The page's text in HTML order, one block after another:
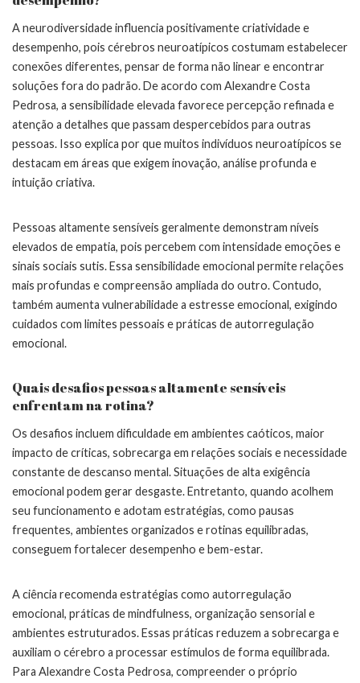
A neurodiversidade influencia positivamente criatividade e
desempenho, pois cérebros neuroatípicos costumam estabelecer
conexões diferentes, pensar de forma não linear e encontrar
soluções fora do padrão. De acordo com Alexandre Costa
Pedrosa, a sensibilidade elevada favorece percepção refinada e
atenção a detalhes que passam despercebidos para outras
pessoas. Isso explica por que muitos indivíduos neuroatípicos se
destacam em áreas que exigem inovação, análise profunda e
intuição criativa.
Pessoas altamente sensíveis geralmente demonstram níveis
elevados de empatia, pois percebem com intensidade emoções e
sinais sociais sutis. Essa sensibilidade emocional permite relações
mais profundas e compreensão ampliada do outro. Contudo,
também aumenta vulnerabilidade a estresse emocional, exigindo
cuidados com limites pessoais e práticas de autorregulação
emocional.
Quais desafios pessoas altamente sensíveis
enfrentam na rotina?
Os desafios incluem dificuldade em ambientes caóticos, maior
impacto de críticas, sobrecarga em relações sociais e necessidade
constante de descanso mental. Situações de alta exigência
emocional podem gerar desgaste. Entretanto, quando acolhem
seu funcionamento e adotam estratégias, como pausas
frequentes, ambientes organizados e rotinas equilibradas,
conseguem fortalecer desempenho e bem-estar.
A ciência recomenda estratégias como autorregulação
emocional, práticas de mindfulness, organização sensorial e
ambientes estruturados. Essas práticas reduzem a sobrecarga e
auxiliam o cérebro a processar estímulos de forma equilibrada.
Para Alexandre Costa Pedrosa, compreender o próprio